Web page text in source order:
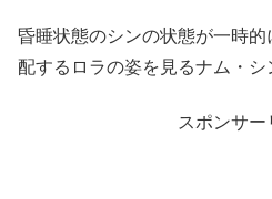
昏睡状態のシンの状態が一時
配するロラの姿を見るナム・シ
スポンサー